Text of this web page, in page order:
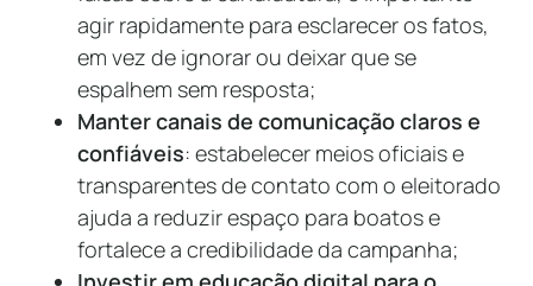
agir rapidamente para esclarecer os fatos,
em vez de ignorar ou deixar que se
espalhem sem resposta;
Manter canais de comunicação claros e
confiáveis: estabelecer meios oficiais e
transparentes de contato com o eleitorado
ajuda a reduzir espaço para boatos e
fortalece a credibilidade da campanha;